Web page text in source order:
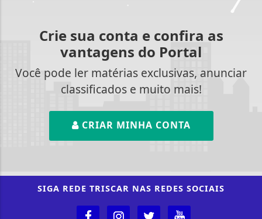
Crie sua conta e confira as
vantagens do Portal
Você pode ler matérias exclusivas, anunciar
classificados e muito mais!
CRIAR MINHA CONTA
SIGA REDE TRISCAR NAS REDES SOCIAIS